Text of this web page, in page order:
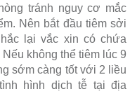
tránh nguy cơ mắc
Nên bắt đầu tiêm sởi
lại vắc xin có chứa
không thể tiêm lúc 9
sớm càng tốt với 2 liều
hình dịch tễ tại địa